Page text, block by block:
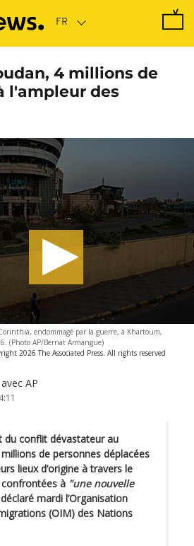
4 millions de
l'ampleur des
endommagé par la guerre, à Khartoum,
(Photo AP/Bernat Armangue)
2026 The Associated Press. All rights reserved
avec AP
du conflit dévastateur au
de personnes déplacées
lieux d’origine à travers le
à "une nouvelle
mardi l’Organisation
(OIM) des Nations